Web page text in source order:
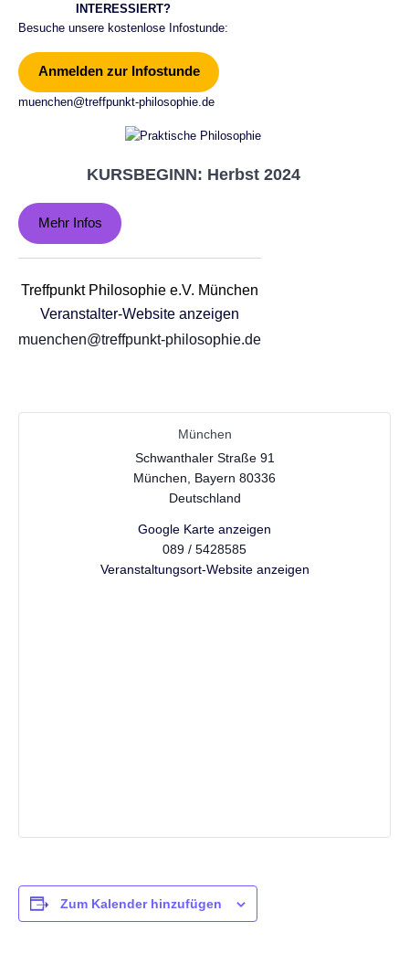
INTERESSIERT?
Besuche unsere kostenlose Infostunde:
Anmelden zur Infostunde
muenchen@treffpunkt-philosophie.de
KURSBEGINN: Herbst 2024
Mehr Infos
Treffpunkt Philosophie e.V. München
Veranstalter-Website anzeigen
muenchen@treffpunkt-philosophie.de
München
Schwanthaler Straße 91
München
Bayern 80336
Deutschland
Google Karte anzeigen
089 / 5428585
Veranstaltungsort-Website anzeigen
Zum Kalender hinzufügen